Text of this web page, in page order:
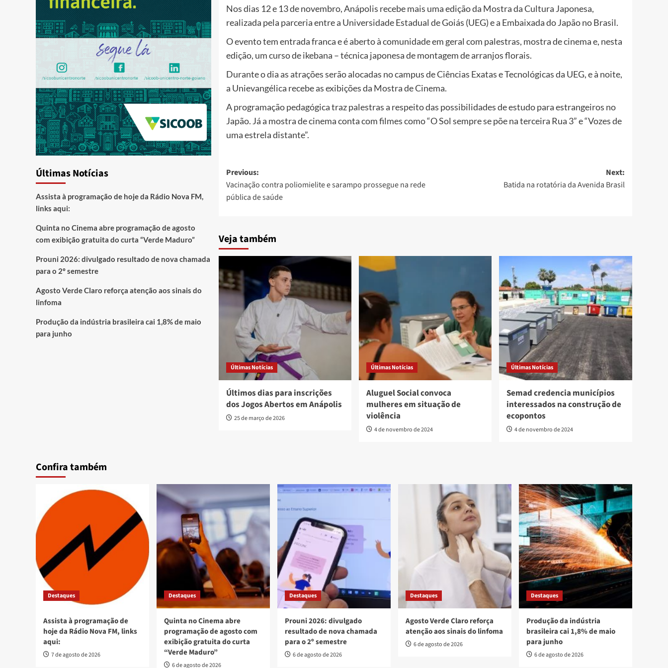
Nos dias 12 e 13 de novembro, Anápolis recebe mais uma edição da Mostra da Cultura Japonesa,
realizada pela parceria entre a Universidade Estadual de Goiás (UEG) e a Embaixada do Japão no Brasil.
O evento tem entrada franca e é aberto à comunidade em geral com palestras, mostra de cinema e, nesta
edição, um curso de ikebana – técnica japonesa de montagem de arranjos florais.
Durante o dia as atrações serão alocadas no campus de Ciências Exatas e Tecnológicas da UEG, e à noite,
a Unievangélica recebe as exibições da Mostra de Cinema.
A programação pedagógica traz palestras a respeito das possibilidades de estudo para estrangeiros no
Japão. Já a mostra de cinema conta com filmes como “O Sol sempre se põe na terceira Rua 3” e “Vozes de
uma estrela distante”.
Post
navigation
Previous:
Vacinação contra poliomielite e sarampo prossegue na rede
pública de saúde
Next:
Batida na rotatória da Avenida Brasil
Veja também
Últimas Notícias
Últimos dias para inscrições
dos Jogos Abertos em Anápolis
25 de março de 2026
Últimas Notícias
Aluguel Social convoca
mulheres em situação de
violência
4 de novembro de 2024
Últimas Notícias
Semad credencia municípios
interessados na construção de
ecopontos
4 de novembro de 2024
Últimas Notícias
Assista à programação de hoje da Rádio Nova FM,
links aqui:
Quinta no Cinema abre programação de agosto
com exibição gratuita do curta “Verde Maduro”
Prouni 2026: divulgado resultado de nova chamada
para o 2º semestre
Agosto Verde Claro reforça atenção aos sinais do
linfoma
Produção da indústria brasileira cai 1,8% de maio
para junho
Confira também
Destaques
Assista à programação de
hoje da Rádio Nova FM, links
aqui:
7 de agosto de 2026
Destaques
Quinta no Cinema abre
programação de agosto com
exibição gratuita do curta
“Verde Maduro”
6 de agosto de 2026
Destaques
Prouni 2026: divulgado
resultado de nova chamada
para o 2º semestre
6 de agosto de 2026
Destaques
Agosto Verde Claro reforça
atenção aos sinais do linfoma
6 de agosto de 2026
Destaques
Produção da indústria
brasileira cai 1,8% de maio
para junho
6 de agosto de 2026